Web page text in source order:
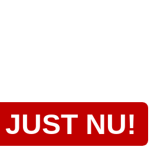
JUST NU!